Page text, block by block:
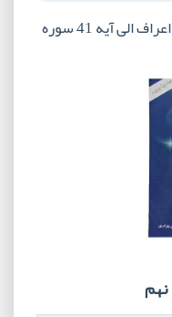
تفسیر قرآن کریم ( از آیه 88 سوره اعراف الی آیه 41 سوره